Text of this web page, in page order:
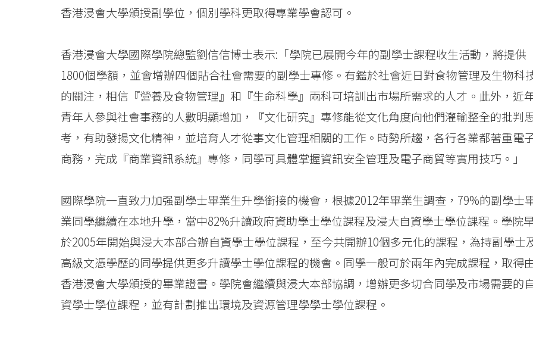
International
Education
Baptist
University
香港浸會大學頒授副學位，個別學科更取得專業學會認可。
香港浸會大學國際學院總監劉信信博士表示:「學院已展開今年的副學士課程收生活動，將提供
1800個學額，並會增辦四個貼合社會需要的副學士專修。有鑑於社會近日對食物管理及生物科
的關注，相信『營養及食物管理』和『生命科學』兩科可培訓出市場所需求的人才。此外，近
青年人參與社會事務的人數明顯增加，『文化研究』專修能從文化角度向他們灌輸整全的批判
考，有助發揚文化精神，並培育人才從事文化管理相關的工作。時勢所趨，各行各業都著重電
商務，完成『商業資訊系統』專修，同學可具體掌握資訊安全管理及電子商貿等實用技巧。」
國際學院一直致力加强副學士畢業生升學銜接的機會，根據2012年畢業生調查，79%的副學士
業同學繼續在本地升學，當中82%升讀政府資助學士學位課程及浸大自資學士學位課程。學院
於2005年開始與浸大本部合辦自資學士學位課程，至今共開辦10個多元化的課程，為持副學士
高級文憑學歷的同學提供更多升讀學士學位課程的機會。同學一般可於兩年內完成課程，取得
香港浸會大學頒授的畢業證書。學院會繼續與浸大本部協調，增辦更多切合同學及市場需要的
資學士學位課程，並有計劃推出環境及資源管理學學士學位課程。